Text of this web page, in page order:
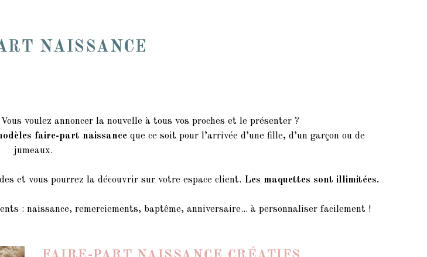
NAISSANCE
voulez annoncer la nouvelle à tous vos proches et le présenter ?
faire-part naissance que ce soit pour l’arrivée d’une fille, d’un garçon ou de
jumeaux.
et vous pourrez la découvrir sur votre espace client. Les maquettes sont illimitées.
: naissance, remerciements, baptême, anniversaire... à personnaliser facilement !